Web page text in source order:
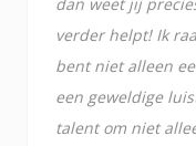
verder helpt! Ik
bent niet alleen
een geweldige
talent om niet